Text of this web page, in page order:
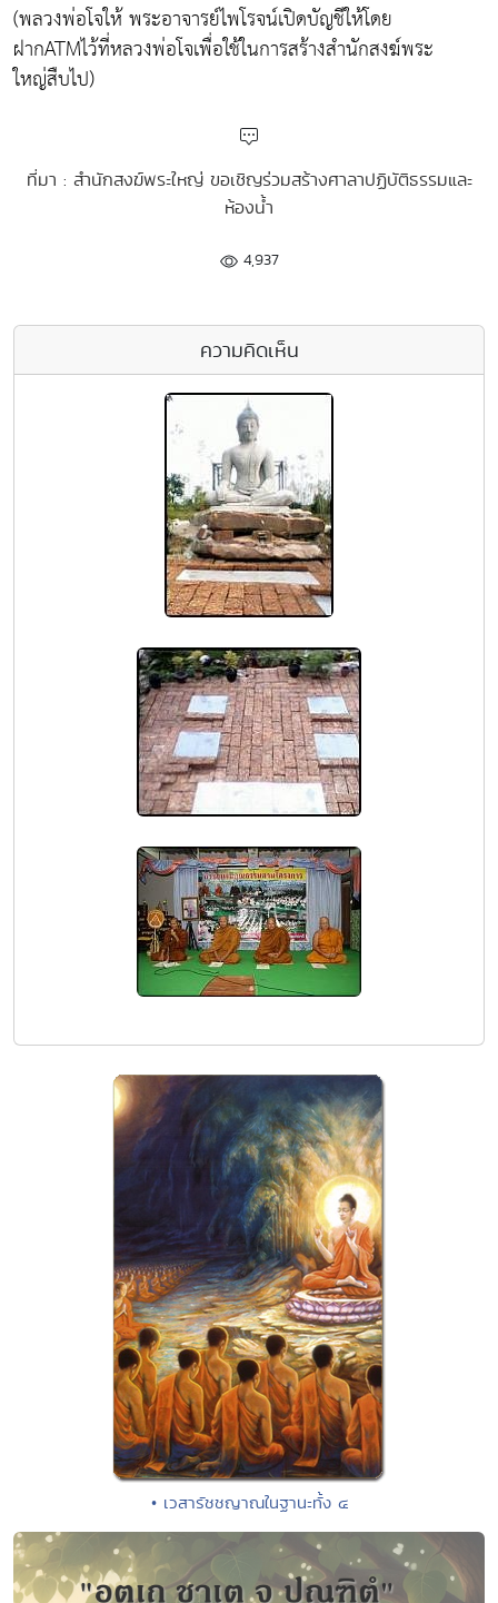
(พลวงพ่อโจให้ พระอาจารย์ไพโรจน์เปิดบัญชีให้โดย
ฝากATMไว้ที่หลวงพ่อโจเพื่อใช้ในการสร้างสำนักสงฆ์พระ
ใหญ่สืบไป)
ที่มา : สำนักสงฆ์พระใหญ่ ขอเชิญร่วมสร้างศาลาปฏิบัติธรรมและ
ห้องน้ำ
4,937
ความคิดเห็น
• เวสารัชชญาณในฐานะทั้ง ๔